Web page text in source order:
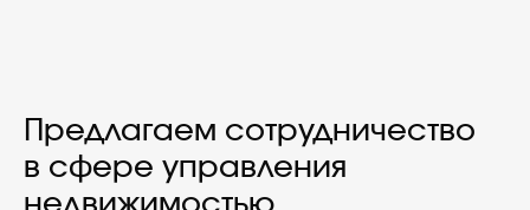
Предлагаем сотрудничество
в сфере управления
Красноармейская д.5, метро
Технологический институт
( Email и телефон для общих вопросов )